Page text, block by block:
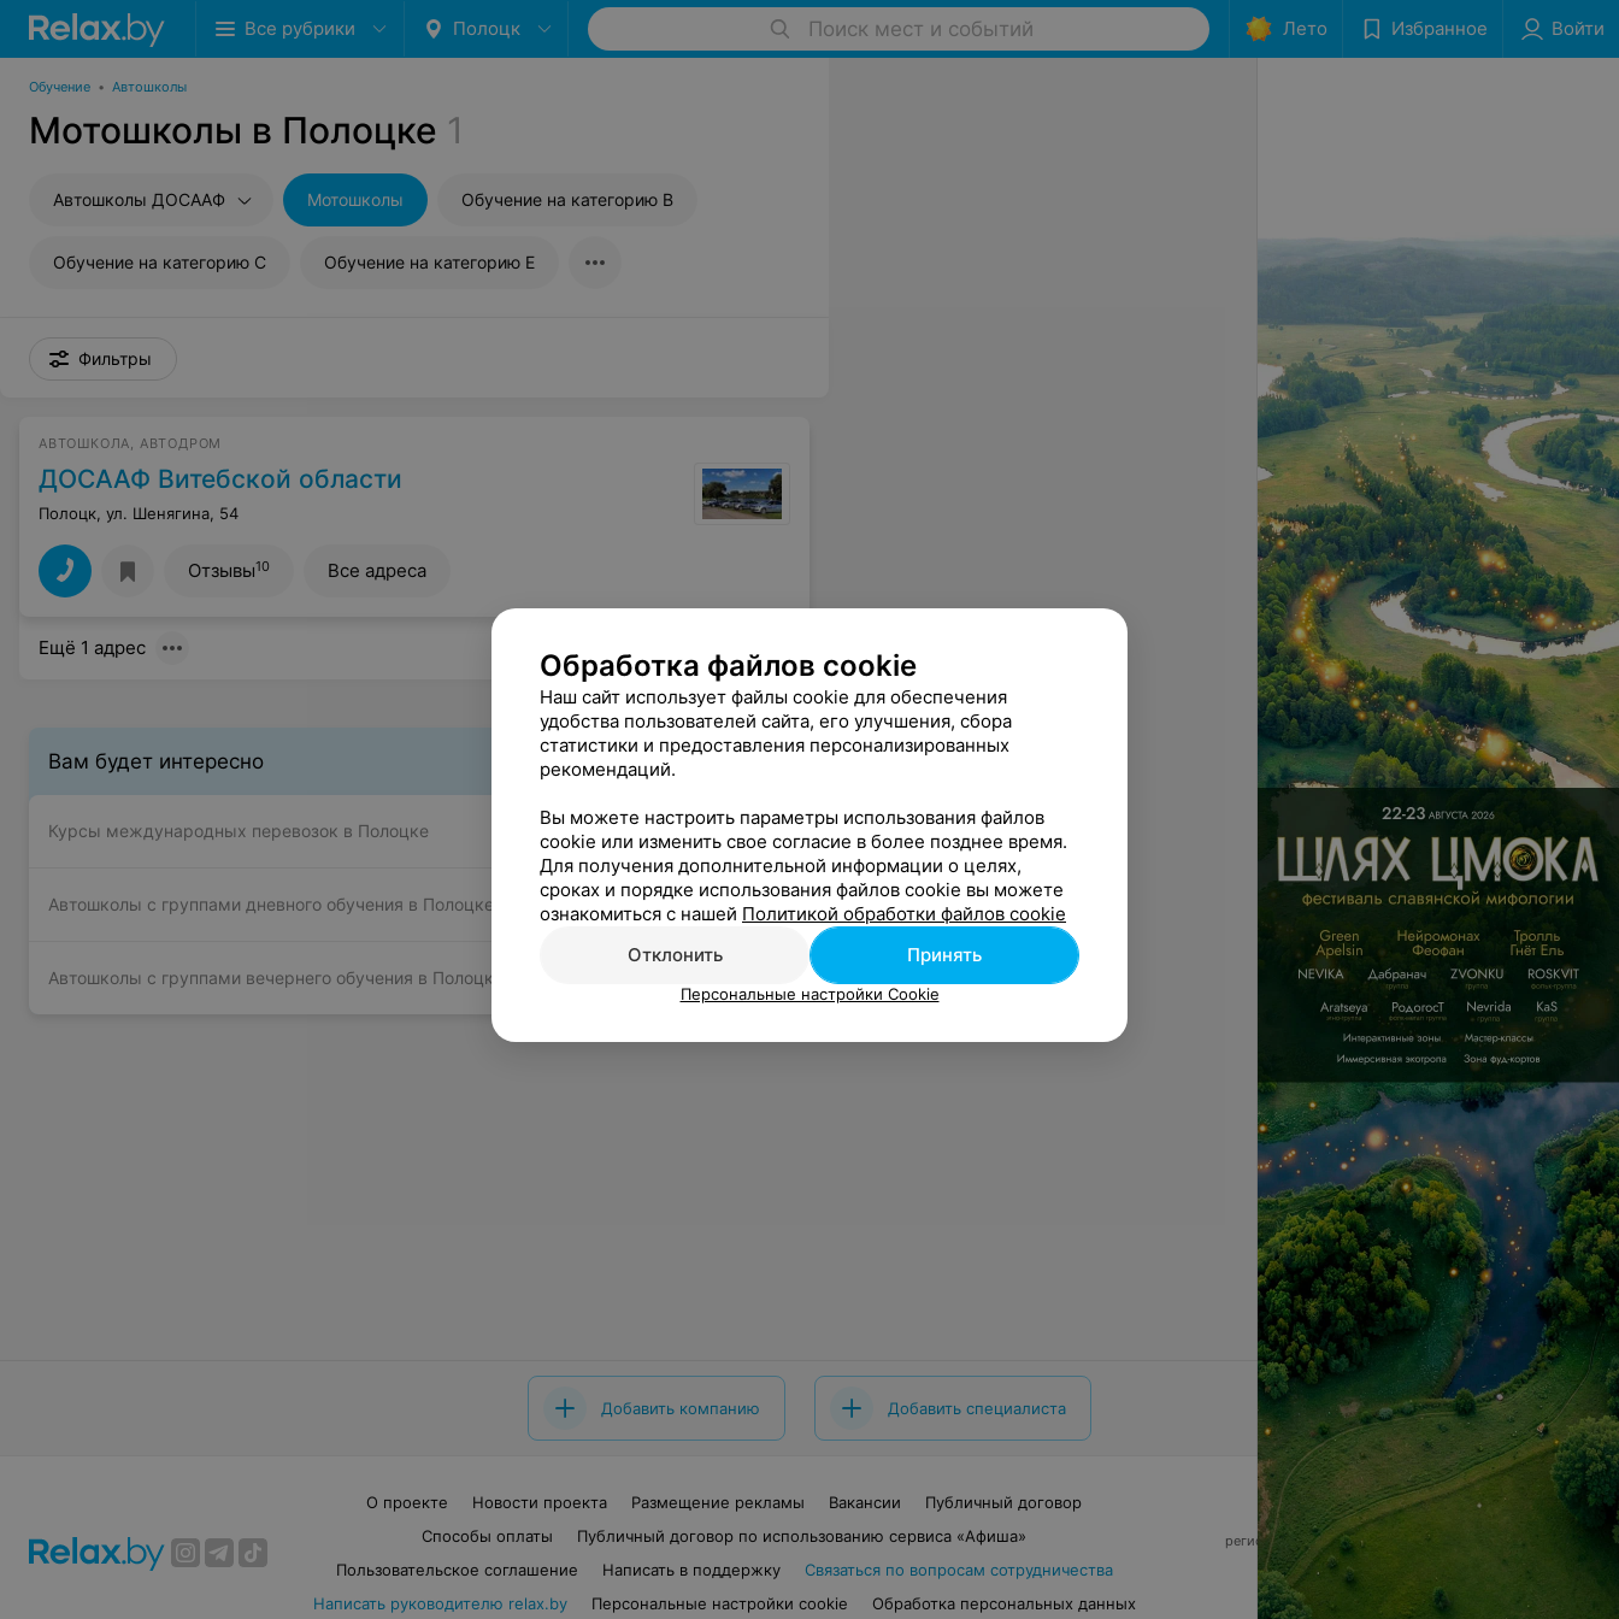
Все рубрики Полоцк Поиск мест и событий Лето Избранное Войти
Обучение • Автошколы
Мотошколы в Полоцке 1
Автошколы ДОСААФ Мотошколы Обучение на категорию B
Обучение на категорию C Обучение на категорию E
Фильтры
АВТОШКОЛА, АВТОДРОМ
ДОСААФ Витебской области
Полоцк, ул. Шенягина, 54
Отзывы10 Все адреса
Ещё 1 адрес
Вам будет интересно
Курсы международных перевозок в Полоцке
Автошколы с группами дневного обучения в Полоцке
Автошколы с группами вечернего обучения в Полоцке
Добавить компанию Добавить специалиста
О проекте Новости проекта Размещение рекламы Вакансии
Публичный договор
Способы оплаты
Публичный договор по использованию сервиса «Афиша»
Пользовательское соглашение
Написать в поддержку
Связаться по вопросам сотрудничества
Написать руководителю relax.by
Персональные настройки cookie Обработка персональных данных
© 2026 ООО «Артокс Лаб», УНП 191700409,
регистрирующий орган - Минский горисполком
220012, Республика Беларусь, г. Минск,
улица Толбухина, 2, пом. 16 | info@relax.by
Обработка файлов cookie
Наш сайт использует файлы cookie для обеспечения
удобства пользователей сайта, его улучшения, сбора
статистики и предоставления персонализированных
рекомендаций.
Вы можете настроить параметры использования файлов
cookie или изменить свое согласие в более позднее время.
Для получения дополнительной информации о целях,
сроках и порядке использования файлов cookie вы можете
ознакомиться с нашей Политикой обработки файлов cookie
Отклонить
Принять
Персональные настройки Cookie